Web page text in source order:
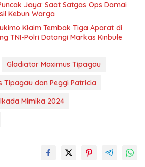
Jaya: Saat Satgas Ops Damai
Kebun Warga
Klaim Tembak Tiga Aparat di
TNI-Polri Datangi Markas Kinbule
Gladiator Maximus Tipagau
Tipagau dan Peggi Patricia
Mimika 2024